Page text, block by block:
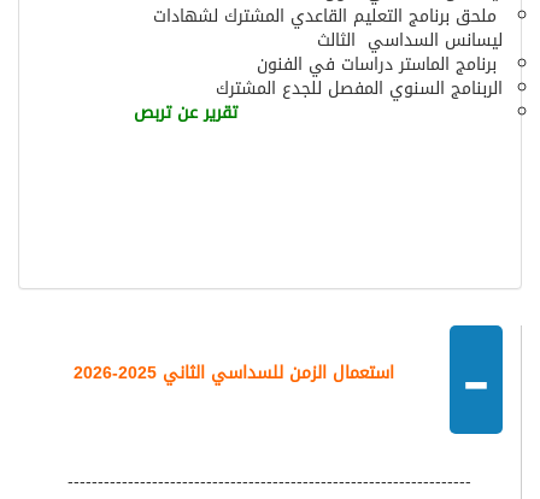
ملحق برنامج التعليم القاعدي المشترك لشهادات
ليسانس السداسي الثالث
برنامج الماستر دراسات في الفنون
الربنامج السنوي المفصل للجدع المشترك
تقرير عن تربص
- استعمال الزمن للسداسي الثاني 2025-2026
-------------------------------------------------------------------